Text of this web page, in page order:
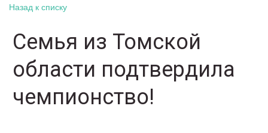
Назад к списку
Семья из Томской
области подтвердила
чемпионство!